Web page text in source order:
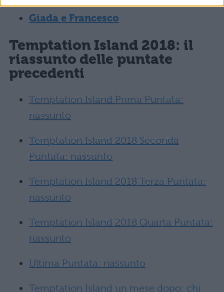
Giada e Francesco
Temptation Island 2018: il
riassunto delle puntate
precedenti
Temptation Island Prima Puntata:
riassunto
Temptation Island 2018 Seconda
Puntata: riassunto
Temptation Island 2018 Terza Puntata:
riassunto
Temptation Island 2018 Quarta Puntata:
riassunto
Ultima Puntata: riassunto
Temptation Island un mese dopo: chi